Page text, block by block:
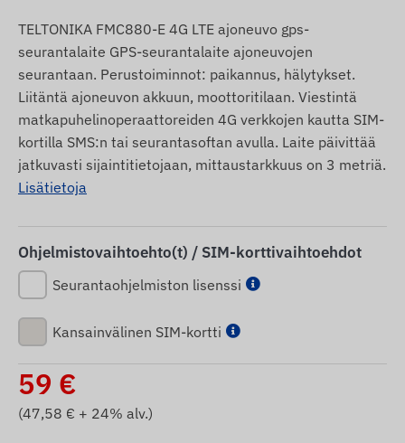
TELTONIKA FMC880-E 4G LTE ajoneuvo gps-
seurantalaite GPS-seurantalaite ajoneuvojen
seurantaan. Perustoiminnot: paikannus, hälytykset.
Liitäntä ajoneuvon akkuun, moottoritilaan. Viestintä
matkapuhelinoperaattoreiden 4G verkkojen kautta SIM-
kortilla SMS:n tai seurantasoftan avulla. Laite päivittää
jatkuvasti sijaintitietojaan, mittaustarkkuus on 3 metriä.
Lisätietoja
Ohjelmistovaihtoehto(t) / SIM-korttivaihtoehdot
Seurantaohjelmiston lisenssi
Kansainvälinen SIM-kortti
59 €
(47,58 € + 24% alv.)